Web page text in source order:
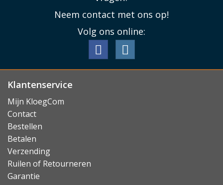
Neem contact met ons op!
Volg ons online:
Klantenservice
Mijn KloegCom
Contact
Bestellen
Betalen
Verzending
Ruilen of Retourneren
Garantie